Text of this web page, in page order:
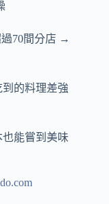
70間分店 →
的料理差強
能嘗到美味